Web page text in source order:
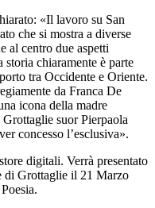
«Il lavoro su San
che si mostra a diverse
al centro due aspetti
chiaramente è parte
tra Occidente e Oriente.
da Franca De
icona della madre
suor Pierpaola
concesso l’esclusiva».
digitali. Verrà presentato
di Grottaglie il 21 Marzo